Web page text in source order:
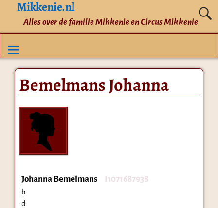
Mikkenie.nl
Alles over de familie Mikkenie en Circus Mikkenie
Bemelmans Johanna
Johanna Bemelmans I1071687938
b:
d: